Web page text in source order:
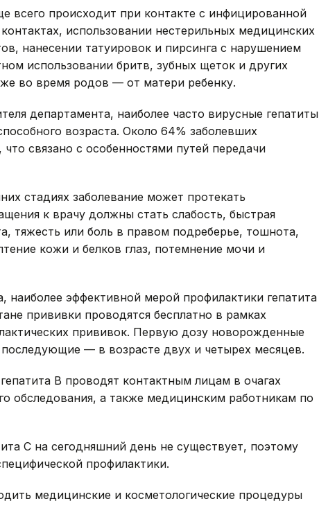
всего происходит при контакте с инфицированной
использовании нестерильных медицинских
нанесении татуировок и пирсинга с нарушением
использовании бритв, зубных щеток и других
во время родов — от матери ребенку.
департамента, наиболее часто вирусные гепатиты
возраста. Около 64% заболевших
связано с особенностями путей передачи
стадиях заболевание может протекать
к врачу должны стать слабость, быстрая
тяжесть или боль в правом подреберье, тошнота,
кожи и белков глаз, потемнение мочи и
наиболее эффективной мерой профилактики гепатита
прививки проводятся бесплатно в рамках
прививок. Первую дозу новорожденные
— в возрасте двух и четырех месяцев.
В проводят контактным лицам в очагах
обследования, а также медицинским работникам по
С на сегодняшний день не существует, поэтому
профилактики.
медицинские и косметологические процедуры